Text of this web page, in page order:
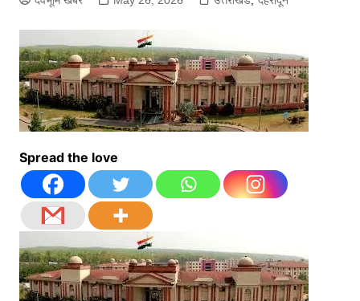
Spread the love